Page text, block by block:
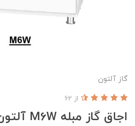
گاز آلتون
اجاق گاز مبله M6W آلتون طرح فر
از 62